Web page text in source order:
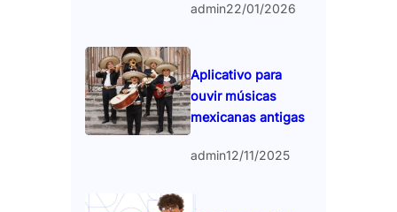
admin22/01/2026
Aplicativo para
ouvir músicas
mexicanas antigas
admin12/11/2025